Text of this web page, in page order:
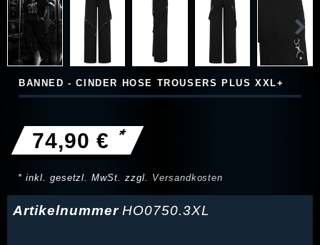
BANNED - CINDER HOSE TROUSERS PLUS XXL+
74,90 € *
* inkl. gesetzl. MwSt. zzgl. Versandkosten
ArtikelnummerHO0750.3XL